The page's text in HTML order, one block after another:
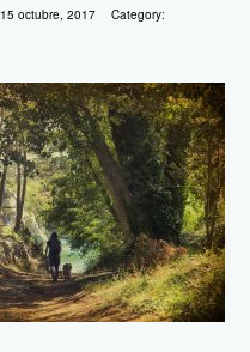
15 octubre, 2017 Category: